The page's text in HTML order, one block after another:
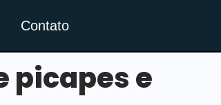
Contato
picapes e